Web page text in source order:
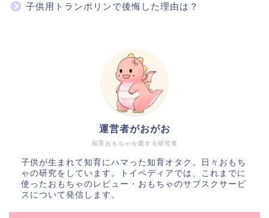
子供用トランポリンで後悔した理由は？
知育おもちゃを愛する研究者
運営者がおがお
子供が生まれて知育にハマった知育オタク。日々おもち
ゃの研究をしています。トイペディアでは、これまでに
使ったおもちゃのレビュー・おもちゃのサブスクサービ
スについて発信します。